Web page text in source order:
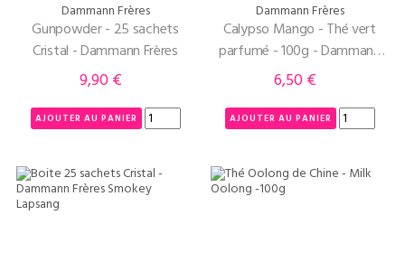
Dammann Frères
Gunpowder - 25 sachets
Cristal - Dammann Frères
Prix
9,90 €
AJOUTER AU PANIER
Dammann Frères
Calypso Mango - Thé vert
parfumé - 100g - Dammann
Frères
Prix
6,50 €
AJOUTER AU PANIER